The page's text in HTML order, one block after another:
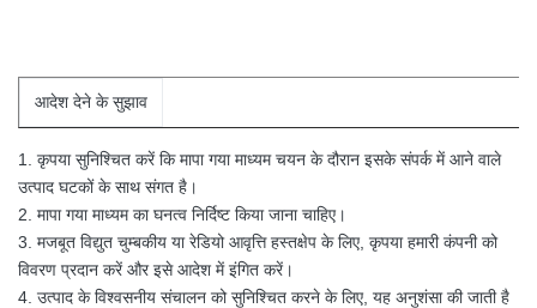
आदेश देने के सुझाव
1. कृपया सुनिश्चित करें कि मापा गया माध्यम चयन के दौरान इसके संपर्क में आने वाले
उत्पाद घटकों के साथ संगत है।
2. मापा गया माध्यम का घनत्व निर्दिष्ट किया जाना चाहिए।
3. मजबूत विद्युत चुम्बकीय या रेडियो आवृत्ति हस्तक्षेप के लिए, कृपया हमारी कंपनी को
विवरण प्रदान करें और इसे आदेश में इंगित करें।
4. उत्पाद के विश्वसनीय संचालन को सुनिश्चित करने के लिए, यह अनुशंसा की जाती है